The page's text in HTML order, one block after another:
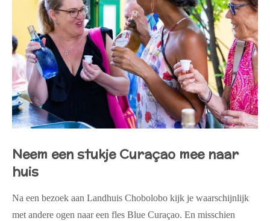
Neem een stukje Curaçao mee naar
huis
Na een bezoek aan Landhuis Chobolobo kijk je waarschijnlijk
met andere ogen naar een fles Blue Curaçao. En misschien